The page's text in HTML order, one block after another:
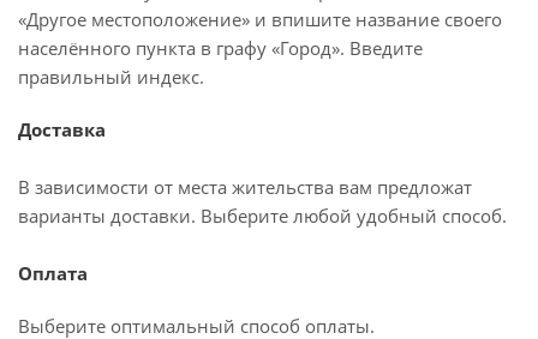
«Другое местоположение» и впишите название своего
населённого пункта в графу «Город». Введите
правильный индекс.
Доставка
В зависимости от места жительства вам предложат
варианты доставки. Выберите любой удобный способ.
Оплата
Выберите оптимальный способ оплаты.